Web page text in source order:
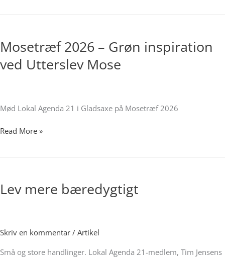
Mosetræf 2026 – Grøn inspiration
ved Utterslev Mose
Mød Lokal Agenda 21 i Gladsaxe på Mosetræf 2026
–
Grøn
inspiration
Read More »
Lev mere bæredygtigt
Skriv en kommentar / Artikel
Små og store handlinger. Lokal Agenda 21-medlem, Tim Jensens
bæredygtigt